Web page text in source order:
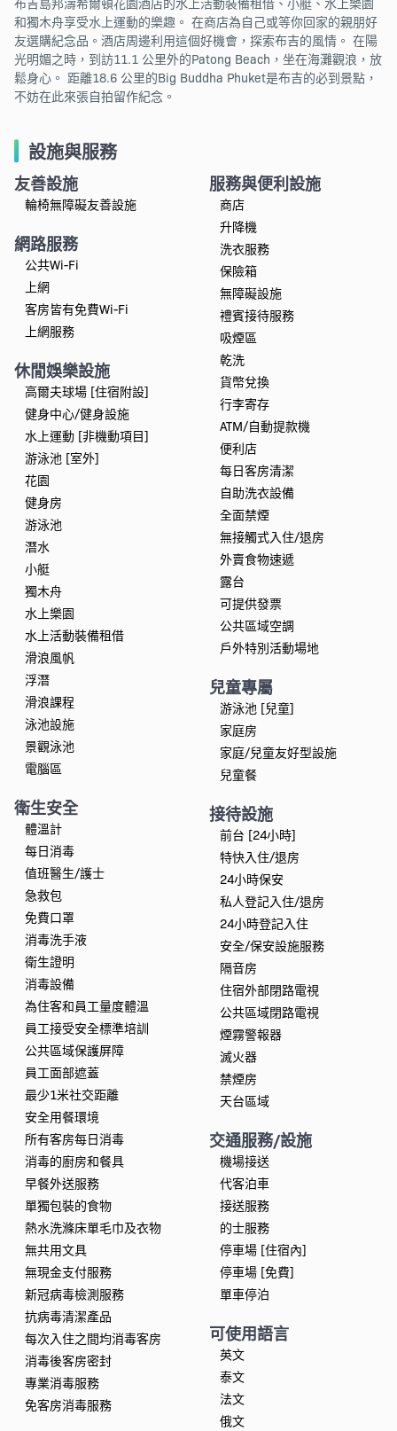
和獨木舟享受水上運動的樂趣。 在商店為自己或等你回家的親朋好
友選購紀念品。酒店周邊利用這個好機會，探索布吉的風情。 在陽
光明媚之時，到訪11.1 公里外的Patong Beach，坐在海灘觀浪，放
鬆身心。 距離18.6 公里的Big Buddha Phuket是布吉的必到景點，
不妨在此來張自拍留作紀念。
設施與服務
友善設施
輪椅無障礙友善設施
網路服務
公共Wi-Fi
上網
客房皆有免費Wi-Fi
上網服務
休閒娛樂設施
高爾夫球場 [住宿附設]
健身中心/健身設施
水上運動 [非機動項目]
游泳池 [室外]
花園
健身房
游泳池
潛水
小艇
獨木舟
水上樂園
水上活動裝備租借
滑浪風帆
浮潛
滑浪課程
泳池設施
景觀泳池
電腦區
衛生安全
體溫計
每日消毒
值班醫生/護士
急救包
免費口罩
消毒洗手液
衛生證明
消毒設備
為住客和員工量度體溫
員工接受安全標準培訓
公共區域保護屏障
員工面部遮蓋
最少1米社交距離
安全用餐環境
所有客房每日消毒
消毒的廚房和餐具
早餐外送服務
單獨包裝的食物
熱水洗滌床單毛巾及衣物
無共用文具
無現金支付服務
新冠病毒檢測服務
抗病毒清潔產品
每次入住之間均消毒客房
消毒後客房密封
專業消毒服務
免客房消毒服務
服務與便利設施
商店
升降機
洗衣服務
保險箱
無障礙設施
禮賓接待服務
吸煙區
乾洗
貨幣兌換
行李寄存
ATM/自動提款機
便利店
每日客房清潔
自助洗衣設備
全面禁煙
無接觸式入住/退房
外賣食物速遞
露台
可提供發票
公共區域空調
戶外特別活動場地
兒童專屬
游泳池 [兒童]
家庭房
家庭/兒童友好型設施
兒童餐
接待設施
前台 [24小時]
特快入住/退房
24小時保安
私人登記入住/退房
24小時登記入住
安全/保安設施服務
隔音房
住宿外部閉路電視
公共區域閉路電視
煙霧警報器
滅火器
禁煙房
天台區域
交通服務/設施
機場接送
代客泊車
接送服務
的士服務
停車場 [住宿內]
停車場 [免費]
單車停泊
可使用語言
英文
泰文
法文
俄文